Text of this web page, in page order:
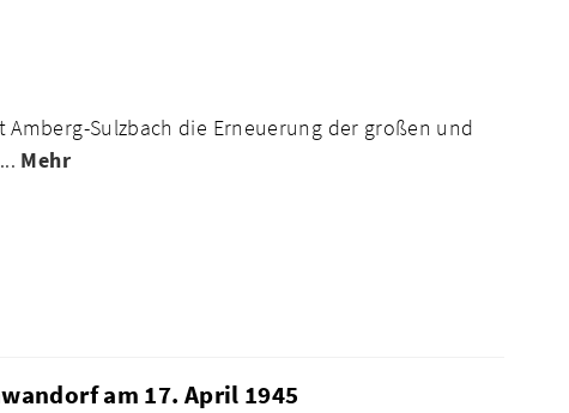
Sulzbach die Erneuerung der großen und
Mehr
am 17. April 1945